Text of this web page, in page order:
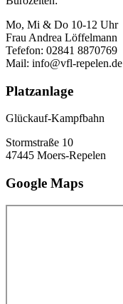
Mo, Mi & Do 10-12 Uhr
Frau Andrea Löffelmann
Tefefon: 02841 8870769
Mail: info@vfl-repelen.de
Platzanlage
Glückauf-Kampfbahn
Stormstraße 10
47445 Moers-Repelen
Google Maps